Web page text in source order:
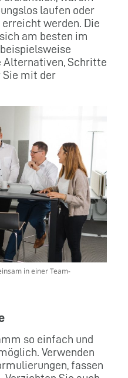
laufen oder
werden. Die
am besten im
Schritte
Sie mit der
in einer Team-
so einfach und
Verwenden
fassen